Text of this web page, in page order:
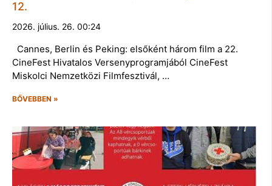
12.
2026. július. 26. 00:24
Cannes, Berlin és Peking: elsőként három film a 22.
CineFest Hivatalos Versenyprogramjából CineFest
Miskolci Nemzetközi Filmfesztivál, …
BŐVEBBEN »